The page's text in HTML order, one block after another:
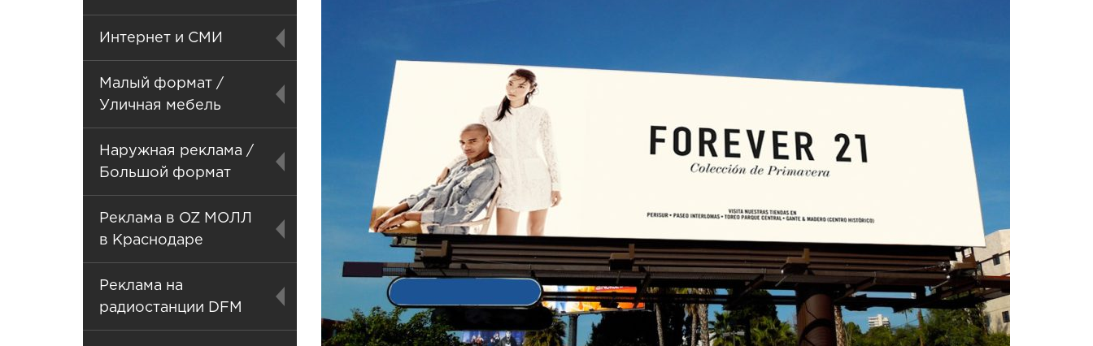
Интернет и СМИ
Малый формат /
Уличная мебель
Наружная реклама /
Большой формат
Реклама в OZ МОЛЛ
в Краснодаре
Реклама на
радиостанции DFM